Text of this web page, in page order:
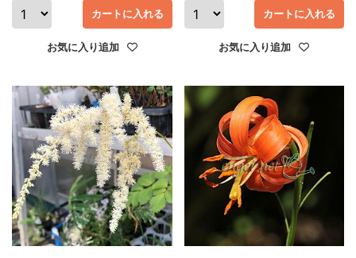
カートに入れる
お気に入り追加
カートに入れる
お気に入り追加